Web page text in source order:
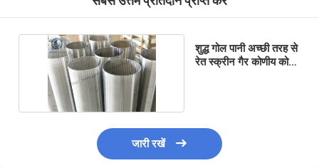
शुद्ध गोल पानी अच्छी तरह से
रेत स्क्रीन गैर कोणीय कोने
जारी रखें